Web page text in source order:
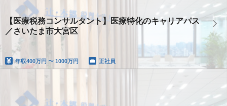
【医療税務コンサルタント】医療特化のキャリアパス
／さいたま市大宮区
年収400万円 〜 1000万円 正社員